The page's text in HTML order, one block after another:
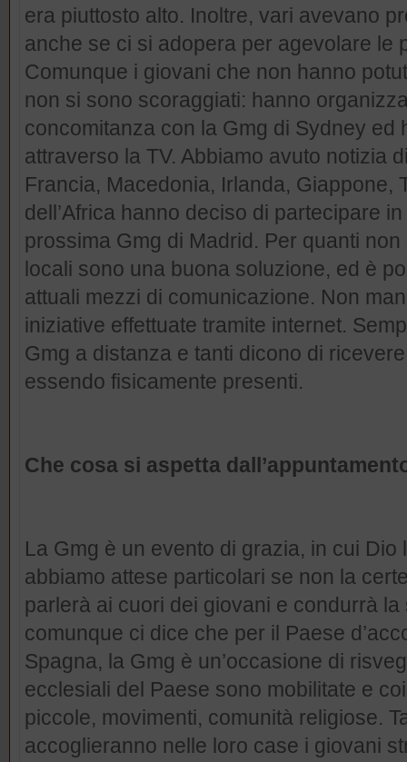
era piuttosto alto. Inoltre, vari avevano
anche se ci si adopera per agevolare le
Comunque i giovani che non hanno
non si sono scoraggiati: hanno
concomitanza con la Gmg di Sydney ed
attraverso la TV. Abbiamo avuto notizia
Francia, Macedonia, Irlanda, Giappone,
dell’Africa hanno deciso di partecipare
prossima Gmg di Madrid. Per quanti
locali sono una buona soluzione, ed è
attuali mezzi di comunicazione. Non
iniziative effettuate tramite internet.
Gmg a distanza e tanti dicono di
essendo fisicamente presenti.
Che cosa si aspetta
La Gmg è un evento di grazia, in cui
abbiamo attese particolari se non la
parlerà ai cuori dei giovani e condurrà la
comunque ci dice che per il Paese
Spagna, la Gmg è un’occasione di
ecclesiali del Paese sono mobilitate e
piccole, movimenti, comunità religiose.
accoglieranno nelle loro case i giovani